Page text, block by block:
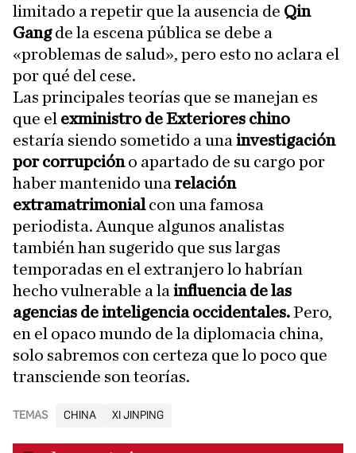
limitado a repetir que la ausencia de Qin
Gangde la escena pública se debe a
«problemas de salud», pero esto no aclara el
por qué del cese.
Las principales teorías que se manejan es
que el exministro de Exteriores chino
estaría siendo sometido a una investigación
por corrupcióno apartado de su cargo por
haber mantenido una relación
extramatrimonialcon una famosa
periodista. Aunque algunos analistas
también han sugerido que sus largas
temporadas en el extranjero lo habrían
hecho vulnerable a la influencia de las
agencias de inteligencia occidentales.Pero,
en el opaco mundo de la diplomacia china,
solo sabremos con certeza que lo poco que
transciende son teorías.
TEMAS CHINA XI JINPING